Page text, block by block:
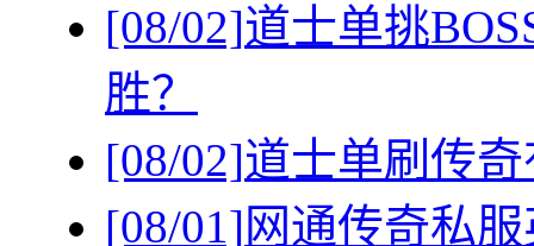
[08/02]道士单挑
胜？
[08/02]道士单刷传
[08/01]网通传奇私